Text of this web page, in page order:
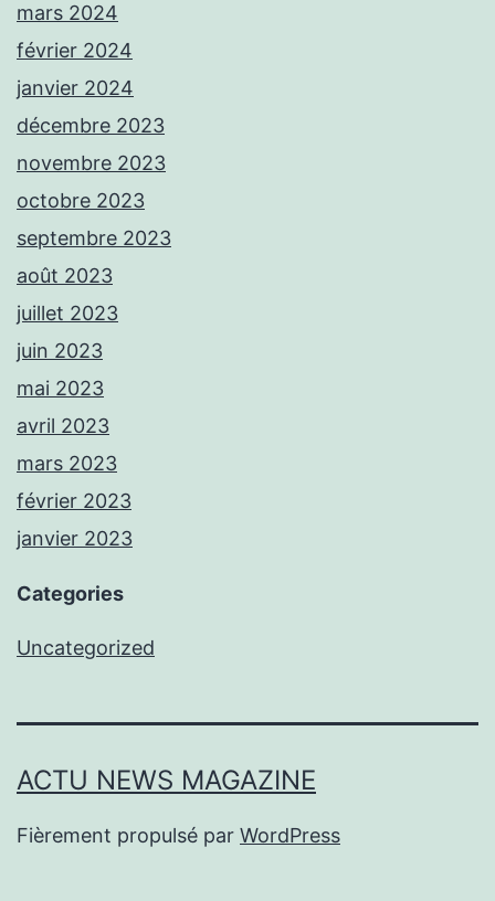
mars 2024
février 2024
janvier 2024
décembre 2023
novembre 2023
octobre 2023
septembre 2023
août 2023
juillet 2023
juin 2023
mai 2023
avril 2023
mars 2023
février 2023
janvier 2023
Categories
Uncategorized
ACTU NEWS MAGAZINE
Fièrement propulsé par WordPress